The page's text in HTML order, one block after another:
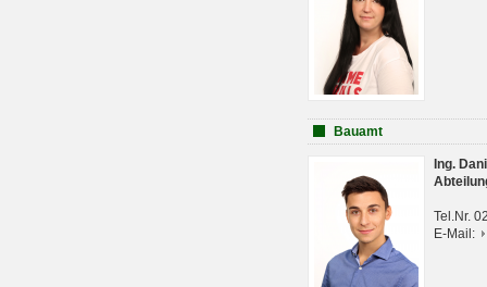
Bauamt
Ing.
Tel.Nr.
E-Mail: